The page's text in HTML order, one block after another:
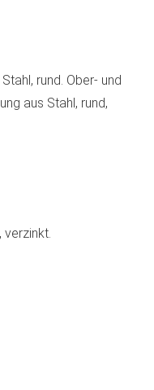
rund. Ober- und
aus Stahl, rund,